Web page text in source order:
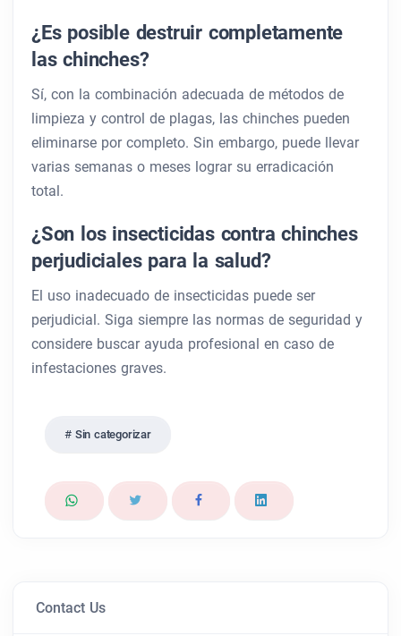
¿Es posible destruir completamente
las chinches?
Sí, con la combinación adecuada de métodos de
limpieza y control de plagas, las chinches pueden
eliminarse por completo. Sin embargo, puede llevar
varias semanas o meses lograr su erradicación
total.
¿Son los insecticidas contra chinches
perjudiciales para la salud?
El uso inadecuado de insecticidas puede ser
perjudicial. Siga siempre las normas de seguridad y
considere buscar ayuda profesional en caso de
infestaciones graves.
Sin categorizar
Contact Us